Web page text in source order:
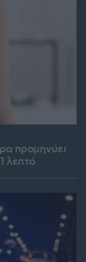
προμηνύει
λεπτό